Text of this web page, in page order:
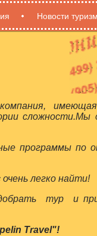
Новости
программы по
легко найти!
тур и
Travel"!